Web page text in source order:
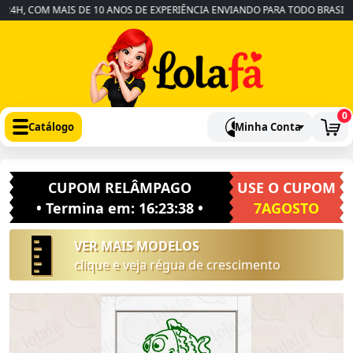
COM MAIS DE 10 ANOS DE EXPERIÊNCIA ENVIANDO PARA TODO BRASIL
Catálogo Minha Conta
0
CUPOM RELÂMPAGO
• Termina em: 16:23:37•
USE O CUPOM
7AGOSTO
VER MAIS MODELOS
clique e veja régua de crescimento